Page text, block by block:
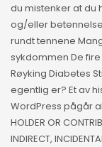
du mistenker at du
og/eller
rundt tennene
sykdommen De
Røyking Diabetes
egentlig er? Et av
WordPress pågår
HOLDER OR
INDIRECT,